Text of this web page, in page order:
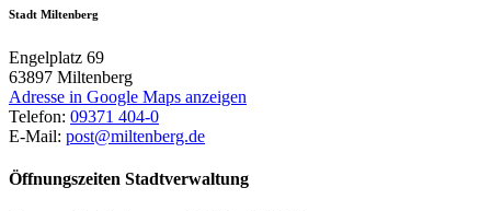
Stadt Miltenberg
Engelplatz 69
63897 Miltenberg
Adresse in Google Maps anzeigen
Telefon: 09371 404-0
E-Mail: post@miltenberg.de
Öffnungszeiten Stadtverwaltung